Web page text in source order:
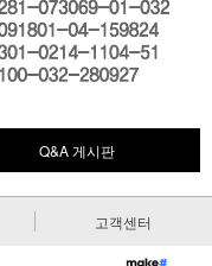
Q&A 게시판
고객센터